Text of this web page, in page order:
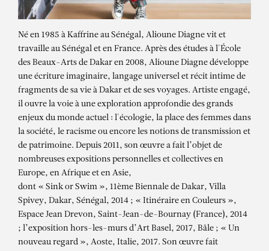
Né en 1985 à Kaffrine au Sénégal, Alioune Diagne vit et
travaille au Sénégal et en France. Après des études à l'École
des Beaux-Arts de Dakar en 2008, Alioune Diagne développe
une écriture imaginaire, langage universel et récit intime de
fragments de sa vie à Dakar et de ses voyages. Artiste engagé,
il ouvre la voie à une exploration approfondie des grands
enjeux du monde actuel : l'écologie, la place des femmes dans
la société, le racisme ou encore les notions de transmission et
de patrimoine. Depuis 2011, son œuvre a fait l’objet de
nombreuses expositions personnelles et collectives en
Europe, en Afrique et en Asie,
dont « Sink or Swim », 11ème Biennale de Dakar, Villa
Spivey, Dakar, Sénégal, 2014 ; « Itinéraire en Couleurs »,
Espace Jean Drevon, Saint-Jean-de-Bournay (France), 2014
; l’exposition hors-les-murs d’Art Basel, 2017, Bâle ; « Un
nouveau regard », Aoste, Italie, 2017. Son œuvre fait